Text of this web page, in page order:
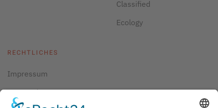
Classified
Ecology
RECHTLICHES
Impressum
Datenschutz